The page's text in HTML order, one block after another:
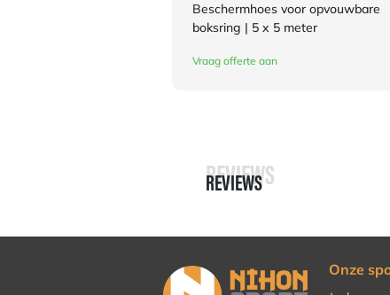
Beschermhoes voor opvouwbare
boksring | 5 x 5 meter
Vraag offerte aan
REVIEWS
REVIEWS
Onze